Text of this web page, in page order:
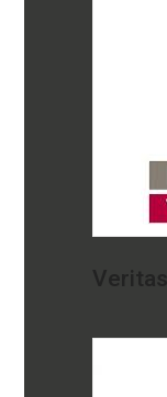
Veritas